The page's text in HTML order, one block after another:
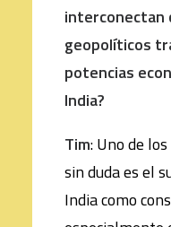
interconectan
geopolíticos
potencias
India?
Tim: Uno de
sin duda es el
India como